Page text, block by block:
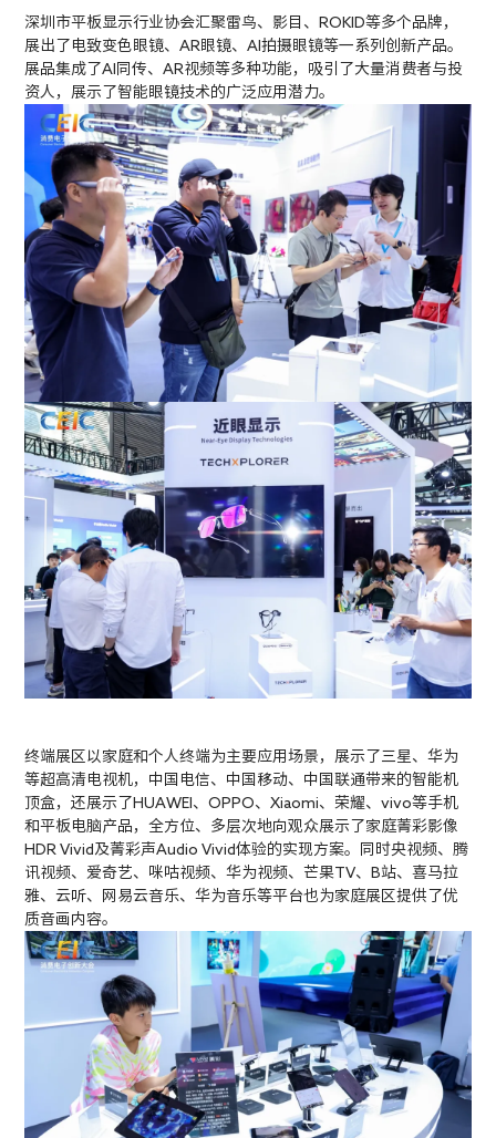
深圳市平板显示行业协会汇聚雷鸟、影目、ROKID等多个品牌，
展出了电致变色眼镜、AR眼镜、AI拍摄眼镜等一系列创新产品。
展品集成了AI同传、AR视频等多种功能，吸引了大量消费者与投
资人，展示了智能眼镜技术的广泛应用潜力。
终端展区以家庭和个人终端为主要应用场景，展示了三星、华为
等超高清电视机，中国电信、中国移动、中国联通带来的智能机
顶盒，还展示了HUAWEI、OPPO、Xiaomi、荣耀、vivo等手机
和平板电脑产品，全方位、多层次地向观众展示了家庭菁彩影像
HDR Vivid及菁彩声Audio Vivid体验的实现方案。同时央视频、腾
讯视频、爱奇艺、咪咕视频、华为视频、芒果TV、B站、喜马拉
雅、云听、网易云音乐、华为音乐等平台也为家庭展区提供了优
质音画内容。